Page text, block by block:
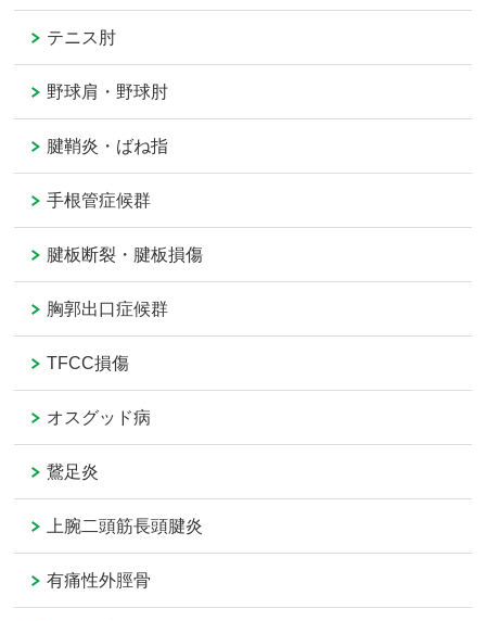
テニス肘
野球肩・野球肘
腱鞘炎・ばね指
手根管症候群
腱板断裂・腱板損傷
胸郭出口症候群
TFCC損傷
オスグッド病
鵞足炎
上腕二頭筋長頭腱炎
有痛性外脛骨